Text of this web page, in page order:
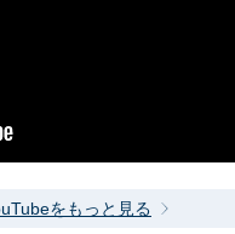
をもっと見る